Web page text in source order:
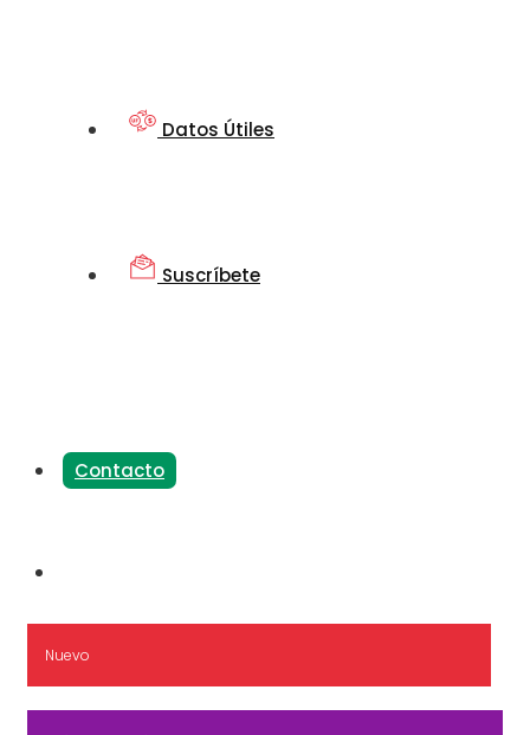
Datos Útiles
Suscríbete
Contacto
Nuevo